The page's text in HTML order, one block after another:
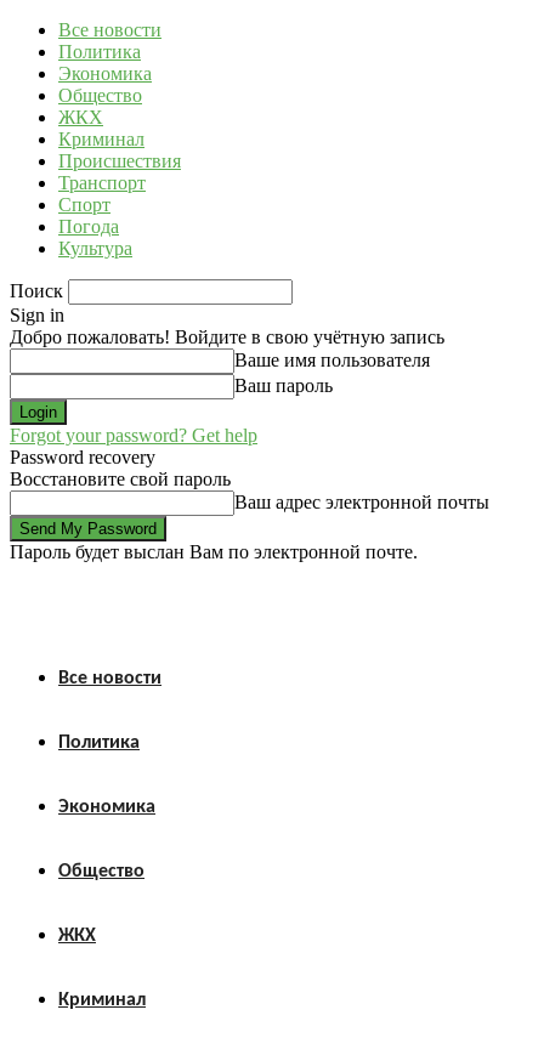
Все новости
Политика
Экономика
Общество
ЖКХ
Криминал
Происшествия
Транспорт
Спорт
Погода
Культура
Поиск
Sign in
Добро пожаловать! Войдите в свою учётную запись
Ваше имя пользователя
Ваш пароль
Forgot your password? Get help
Password recovery
Восстановите свой пароль
Ваш адрес электронной почты
Пароль будет выслан Вам по электронной почте.
Все новости
Политика
Экономика
Общество
ЖКХ
Криминал